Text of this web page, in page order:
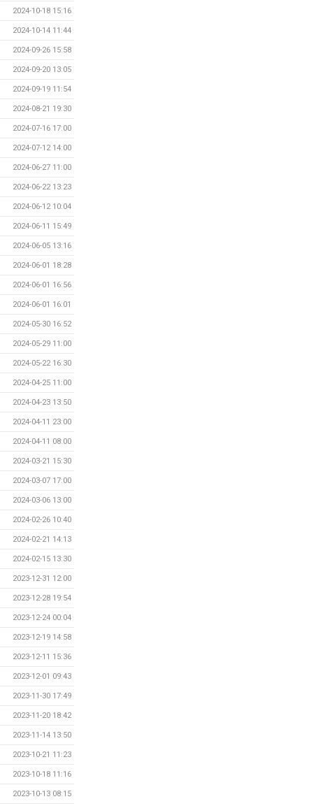
2024-10-18 15:16
2024-10-14 11:44
2024-09-26 15:58
2024-09-20 13:05
2024-09-19 11:54
2024-08-21 19:30
2024-07-16 17:00
2024-07-12 14:00
2024-06-27 11:00
2024-06-22 13:23
2024-06-12 10:04
2024-06-11 15:49
2024-06-05 13:16
2024-06-01 18:28
2024-06-01 16:56
2024-06-01 16:01
2024-05-30 16:52
2024-05-29 11:00
2024-05-22 16:30
2024-04-25 11:00
2024-04-23 13:50
2024-04-11 23:00
2024-04-11 08:00
2024-03-21 15:30
2024-03-07 17:00
2024-03-06 13:00
2024-02-26 10:40
2024-02-21 14:13
2024-02-15 13:30
2023-12-31 12:00
2023-12-28 19:54
2023-12-24 00:04
2023-12-19 14:58
2023-12-11 15:36
2023-12-01 09:43
2023-11-30 17:49
2023-11-20 18:42
2023-11-14 13:50
2023-10-21 11:23
2023-10-18 11:16
2023-10-13 08:15